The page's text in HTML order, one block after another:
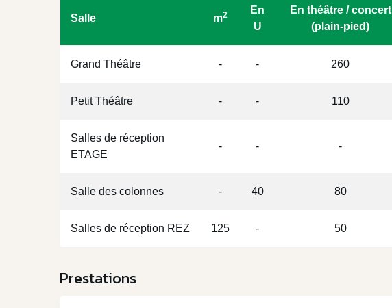
Salle m2
En
U
En théâtre / concert
(plain-pied)
Grand Théâtre - - 260
Petit Théâtre - - 110
Salles de réception
ETAGE
- - -
Salle des colonnes - 40 80
Salles de réception REZ 125 - 50
Prestations